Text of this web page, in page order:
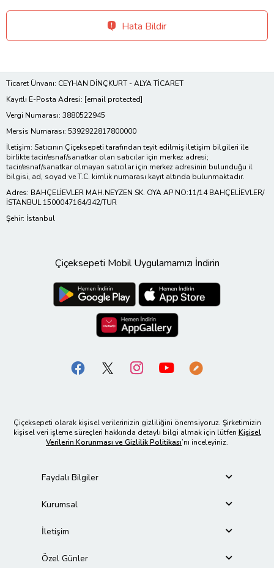
Hata Bildir
Ticaret Ünvanı: CEYHAN DİNÇKURT - ALYA TİCARET
Kayıtlı E-Posta Adresi: [email protected]
Vergi Numarası: 3880522945
Mersis Numarası: 5392922817800000
İletişim: Satıcının Çiçeksepeti tarafından teyit edilmiş iletişim bilgileri ile
birlikte tacir/esnaf/sanatkar olan satıcılar için merkez adresi;
tacir/esnaf/sanatkar olmayan satıcılar için merkez adresinin bulunduğu il
bilgisi, ad, soyad ve T.C. kimlik numarası kayıt altında bulunmaktadır.
Adres: BAHÇELİEVLER MAH.NEYZEN SK. OYA AP NO:11/14 BAHÇELİEVLER/
İSTANBUL 1500047164/342/TUR
Şehir: İstanbul
Çiçeksepeti Mobil Uygulamamızı İndirin
Çiçeksepeti olarak kişisel verilerinizin gizliliğini önemsiyoruz. Şirketimizin
kişisel veri işleme süreçleri hakkında detaylı bilgi almak için lütfen Kişisel
Verilerin Korunması ve Gizlilik Politikası’nı inceleyiniz.
Faydalı Bilgiler
Kurumsal
İletişim
Özel Günler